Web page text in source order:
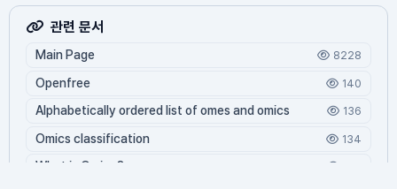
관련 문서
Main Page 8228
Openfree 140
Alphabetically ordered list of omes and omics 136
Omics classification 134
What is Oming?